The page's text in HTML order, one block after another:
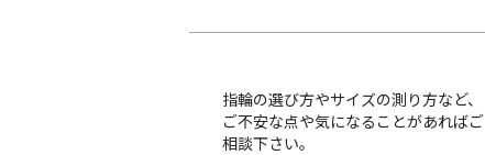
指輪の選び方やサイズの測り方など、
ご不安な点や気になることがあればご
相談下さい。